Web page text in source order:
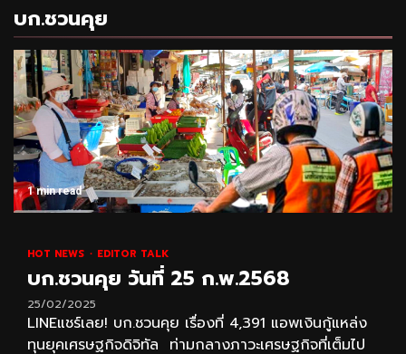
บก.ชวนคุย
1 min read
HOT NEWS EDITOR TALK
บก.ชวนคุย วันที่ 25 ก.พ.2568
25/02/2025
LINEแชร์เลย! บก.ชวนคุย เรื่องที่ 4,391 แอพเงินกู้แหล่ง
ทุนยุคเศรษฐกิจดิจิทัล ท่ามกลางภาวะเศรษฐกิจที่เต็มไป